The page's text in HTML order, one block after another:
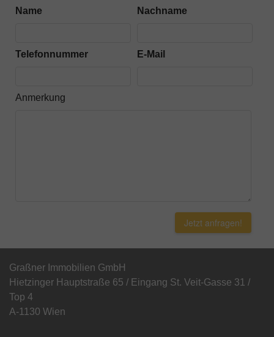
Name Nachname
Telefonnummer E-Mail
Anmerkung
Jetzt anfragen!
Graßner Immobilien GmbH
Hietzinger Hauptstraße 65 / Eingang St. Veit-Gasse 31 /
Top 4
A-1130 Wien